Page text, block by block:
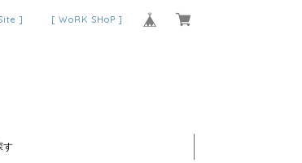
] [ WoRK SHoP ]
す